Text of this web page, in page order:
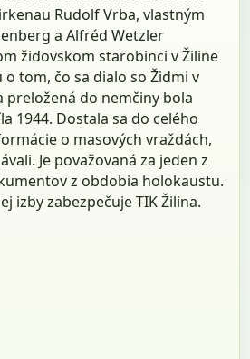
Rudolf Vrba, vlastným
a Alfréd Wetzler
židovskom starobinci v Žiline
tom, čo sa dialo so Židmi v
preložená do nemčiny bola
1944. Dostala sa do celého
o masových vraždách,
Je považovaná za jeden z
z obdobia holokaustu.
izby zabezpečuje TIK Žilina.